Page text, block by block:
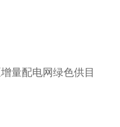
量配电网绿色供目